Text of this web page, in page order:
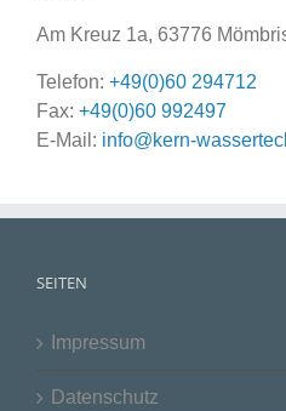
Am Kreuz 1a, 63776
Telefon: +49(0)60 294712
Fax: +49(0)60 992497
E-Mail: info@kern-
SEITEN
Impressum
Datenschutz